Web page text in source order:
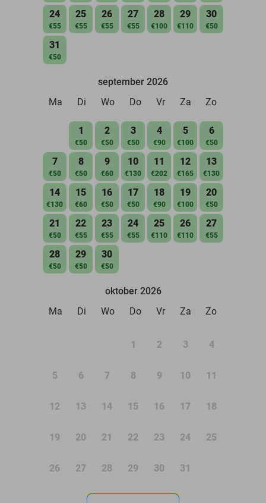
24
€55
25
€55
26
€55
27
€55
28
€100
29
€110
30
€50
31
€50
september 2026
Ma
Di Wo Do Vr Za Zo
1
€50
2
€50
3
€50
4
€90
5
€100
6
€50
7
€50
8
€50
9
€60
10
€130
11
€202
12
€165
13
€130
14
€130
15
€60
16
€50
17
€50
18
€90
19
€100
20
€50
21
€50
22
€55
23
€55
24
€55
25
€110
26
€110
27
€55
28
€50
29
€50
30
€50
oktober 2026
Ma
Di Wo Do Vr Za Zo
1 2 3 4
5 6 7 8 9 10 11
12 13 14 15 16 17 18
19 20 21 22 23 24 25
26 27 28 29 30 31